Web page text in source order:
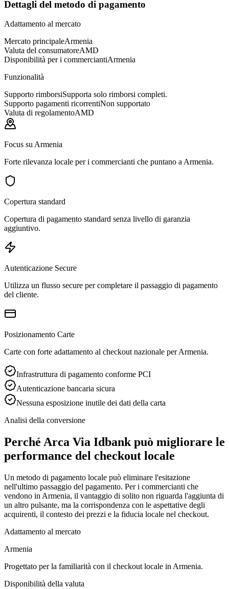
Dettagli del metodo di pagamento
Adattamento al mercato
Mercato principaleArmenia
Valuta del consumatoreAMD
Disponibilità per i commerciantiArmenia
Funzionalità
Supporto rimborsiSupporta solo rimborsi completi.
Supporto pagamenti ricorrentiNon supportato
Valuta di regolamentoAMD
Focus su Armenia
Forte rilevanza locale per i commercianti che puntano a Armenia.
Copertura standard
Copertura di pagamento standard senza livello di garanzia
aggiuntivo.
Autenticazione Secure
Utilizza un flusso secure per completare il passaggio di pagamento
del cliente.
Posizionamento Carte
Carte con forte adattamento al checkout nazionale per Armenia.
Infrastruttura di pagamento conforme PCI
Autenticazione bancaria sicura
Nessuna esposizione inutile dei dati della carta
Analisi della conversione
Perché Arca Via Idbank può migliorare le
performance del checkout locale
Un metodo di pagamento locale può eliminare l'esitazione
nell'ultimo passaggio del pagamento. Per i commercianti che
vendono in Armenia, il vantaggio di solito non riguarda l'aggiunta di
un altro pulsante, ma la corrispondenza con le aspettative degli
acquirenti, il contesto dei prezzi e la fiducia locale nel checkout.
Adattamento al mercato
Armenia
Progettato per la familiarità con il checkout locale in Armenia.
Disponibilità della valuta